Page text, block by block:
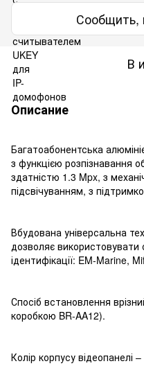
Сообщить,
В
Описание
Багатоабонентська
з функцією розпізнавання
здатністю 1.3 Mpx, з
підсвічуванням, з
Вбудована універсальна
дозволяє використовувати
ідентифікації: EM-Marine,
Спосіб встановлення
коробкою BR-AA12).
Колір корпусу відеопанелі –